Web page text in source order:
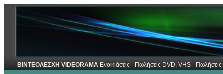
ΒΙΝΤΕΟΛΕΣΧΗ VIDEORAMA Ενοικιάσεις - Πωλήσεις DVD, VHS -